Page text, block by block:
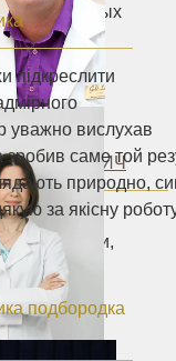
лазерных
категории,
наук.
підкреслити
уважно вислухав
саме той
природно,
за якісну
подбородка